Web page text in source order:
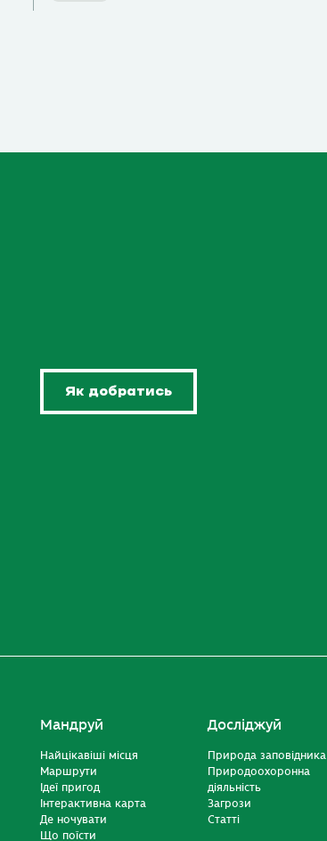
Як добратись
Мандруй
Найцікавіші місця
Маршрути
Ідеї пригод
Інтерактивна карта
Де ночувати
Що поїсти
Досліджуй
Природа заповідника
Природоохоронна
діяльність
Загрози
Статті